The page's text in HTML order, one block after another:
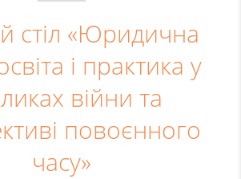
стіл «Юридична
і практика у
війни та
повоєнного
часу»